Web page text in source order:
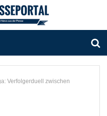
Verfolgerduell zwischen